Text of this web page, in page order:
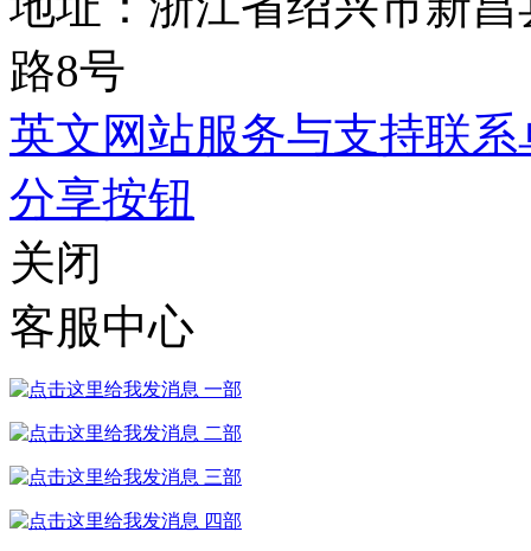
路8号
英文网站服务与支持联系
分享按钮
关闭
客服中心
一部
二部
三部
四部